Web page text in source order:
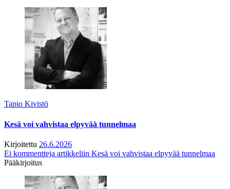
Tapio Kivistö
Kesä voi vahvistaa elpyvää tunnelmaa
Kirjoitettu 26.6.2026
Ei kommentteja artikkeliin Kesä voi vahvistaa elpyvää tunnelmaa
Pääkirjoitus